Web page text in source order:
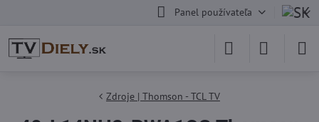
Panel používateľa
Zdroje | Thomson - TCL TV